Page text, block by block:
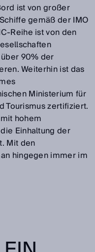
ist von großer
gemäß der IMO
Reihe ist von den
90% der
Weiterhin ist das
Ministerium für
Tourismus zertifiziert.
hohem
Einhaltung der
Mit den
hingegen immer im